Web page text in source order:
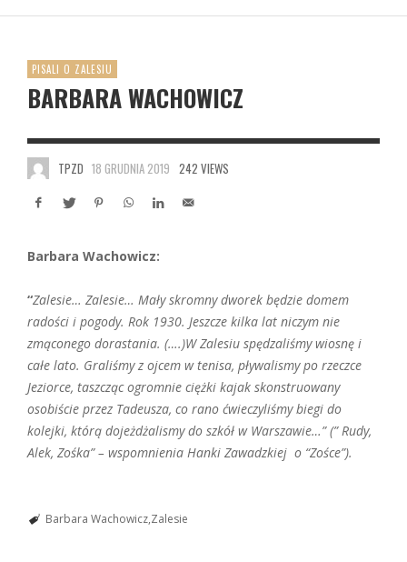
PISALI O ZALESIU
BARBARA WACHOWICZ
TPZD 18 GRUDNIA 2019 242 VIEWS
Barbara Wachowicz:
“Zalesie… Zalesie… Mały skromny dworek będzie domem
radości i pogody. Rok 1930. Jeszcze kilka lat niczym nie
zmąconego dorastania. (….)W Zalesiu spędzaliśmy wiosnę i
całe lato. Graliśmy z ojcem w tenisa, pływalismy po rzeczce
Jeziorce, taszcząc ogromnie ciężki kajak skonstruowany
osobiście przez Tadeusza, co rano ćwieczyliśmy biegi do
kolejki, którą dojeżdżalismy do szkół w Warszawie…” (” Rudy,
Alek, Zośka” – wspomnienia Hanki Zawadzkiej o “Zośce”).
Barbara Wachowicz Zalesie